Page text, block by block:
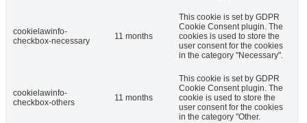
cookielawinfo-
checkbox-necessary
11 months
This cookie is set by GDPR
Cookie Consent plugin. The
cookies is used to store the
user consent for the cookies
in the category "Necessary".
cookielawinfo-
checkbox-others
11 months
This cookie is set by GDPR
Cookie Consent plugin. The
cookie is used to store the
user consent for the cookies
in the category "Other.